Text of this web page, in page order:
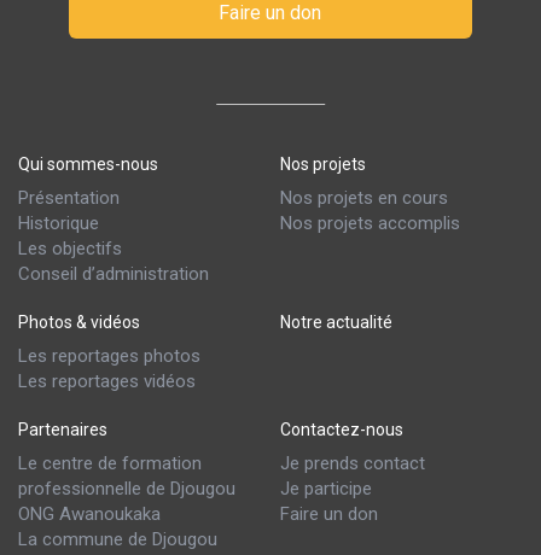
Faire un don
Qui sommes-nous
Présentation
Historique
Les objectifs
Conseil d’administration
Nos projets
Nos projets en cours
Nos projets accomplis
Photos & vidéos
Les reportages photos
Les reportages vidéos
Notre actualité
Partenaires
Le centre de formation
professionnelle de Djougou
ONG Awanoukaka
La commune de Djougou
Contactez-nous
Je prends contact
Je participe
Faire un don